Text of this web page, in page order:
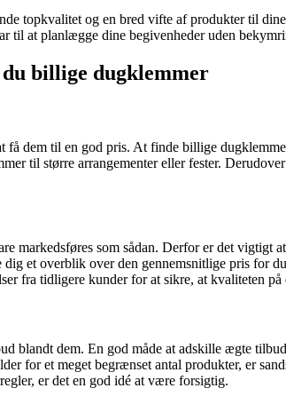
topkvalitet og en bred vifte af produkter til
til at planlægge dine begivenheder uden
billige dugklemmer
dem til en god pris. At finde billige
til større arrangementer eller fester.
markedsføres som sådan. Derfor er det
et overblik over den gennemsnitlige pris for
fra tidligere kunder for at sikre, at kvaliteten
blandt dem. En god måde at adskille ægte
for et meget begrænset antal produkter, er
er det en god idé at være forsigtig.